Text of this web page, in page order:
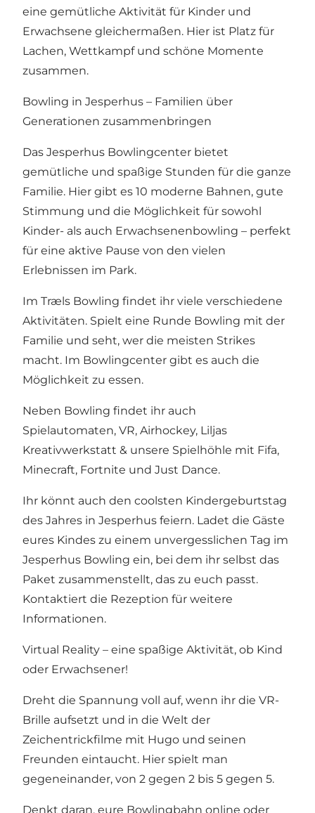
eine gemütliche Aktivität für Kinder und
Erwachsene gleichermaßen. Hier ist Platz für
Lachen, Wettkampf und schöne Momente
zusammen.
Bowling in Jesperhus – Familien über
Generationen zusammenbringen
Das Jesperhus Bowlingcenter bietet
gemütliche und spaßige Stunden für die ganze
Familie. Hier gibt es 10 moderne Bahnen, gute
Stimmung und die Möglichkeit für sowohl
Kinder- als auch Erwachsenenbowling – perfekt
für eine aktive Pause von den vielen
Erlebnissen im Park.
Im Træls Bowling findet ihr viele verschiedene
Aktivitäten. Spielt eine Runde Bowling mit der
Familie und seht, wer die meisten Strikes
macht. Im Bowlingcenter gibt es auch die
Möglichkeit zu essen.
Neben Bowling findet ihr auch
Spielautomaten, VR, Airhockey, Liljas
Kreativwerkstatt & unsere Spielhöhle mit Fifa,
Minecraft, Fortnite und Just Dance.
Ihr könnt auch den coolsten Kindergeburtstag
des Jahres in Jesperhus feiern. Ladet die Gäste
eures Kindes zu einem unvergesslichen Tag im
Jesperhus Bowling ein, bei dem ihr selbst das
Paket zusammenstellt, das zu euch passt.
Kontaktiert die Rezeption für weitere
Informationen.
Virtual Reality – eine spaßige Aktivität, ob Kind
oder Erwachsener!
Dreht die Spannung voll auf, wenn ihr die VR-
Brille aufsetzt und in die Welt der
Zeichentrickfilme mit Hugo und seinen
Freunden eintaucht. Hier spielt man
gegeneinander, von 2 gegen 2 bis 5 gegen 5.
Denkt daran, eure Bowlingbahn online oder